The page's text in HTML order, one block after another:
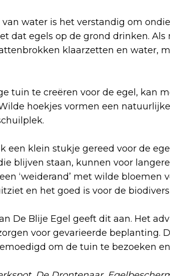
van water is het verstandig om
dat egels op de grond drinken.
klaarzetten en water,
tuin te creëren voor de egel, kan
hoekjes vormen een
een klein stukje gereed voor de
blijven staan, kunnen voor
‘weiderand’ met wilde
en het goed is voor de
De Blije Egel geeft dit aan. Het
voor gevarieerde beplanting.
om de tuin te bezoeken